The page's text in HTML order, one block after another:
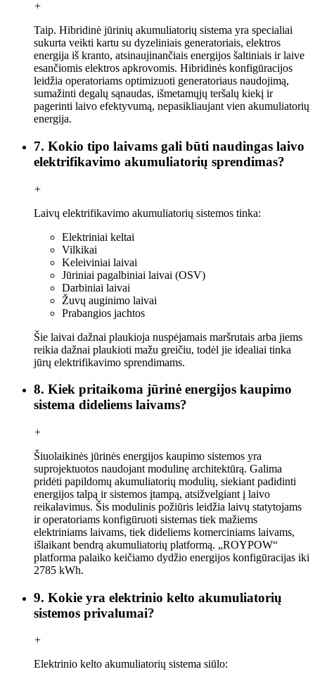
+
Taip. Hibridinė jūrinių akumuliatorių sistema yra specialiai
sukurta veikti kartu su dyzeliniais generatoriais, elektros
energija iš kranto, atsinaujinančiais energijos šaltiniais ir laive
esančiomis elektros apkrovomis. Hibridinės konfigūracijos
leidžia operatoriams optimizuoti generatoriaus naudojimą,
sumažinti degalų sąnaudas, išmetamųjų teršalų kiekį ir
pagerinti laivo efektyvumą, nepasikliaujant vien akumuliatorių
energija.
7. Kokio tipo laivams gali būti naudingas laivo
elektrifikavimo akumuliatorių sprendimas?
+
Laivų elektrifikavimo akumuliatorių sistemos tinka:
Elektriniai keltai
Vilkikai
Keleiviniai laivai
Jūriniai pagalbiniai laivai (OSV)
Darbiniai laivai
Žuvų auginimo laivai
Prabangios jachtos
Šie laivai dažnai plaukioja nuspėjamais maršrutais arba jiems
reikia dažnai plaukioti mažu greičiu, todėl jie idealiai tinka
jūrų elektrifikavimo sprendimams.
8. Kiek pritaikoma jūrinė energijos kaupimo
sistema dideliems laivams?
+
Šiuolaikinės jūrinės energijos kaupimo sistemos yra
suprojektuotos naudojant modulinę architektūrą. Galima
pridėti papildomų akumuliatorių modulių, siekiant padidinti
energijos talpą ir sistemos įtampą, atsižvelgiant į laivo
reikalavimus. Šis modulinis požiūris leidžia laivų statytojams
ir operatoriams konfigūruoti sistemas tiek mažiems
elektriniams laivams, tiek dideliems komerciniams laivams,
išlaikant bendrą akumuliatorių platformą. „ROYPOW“
platforma palaiko keičiamo dydžio energijos konfigūracijas iki
2785 kWh.
9. Kokie yra elektrinio kelto akumuliatorių
sistemos privalumai?
+
Elektrinio kelto akumuliatorių sistema siūlo: